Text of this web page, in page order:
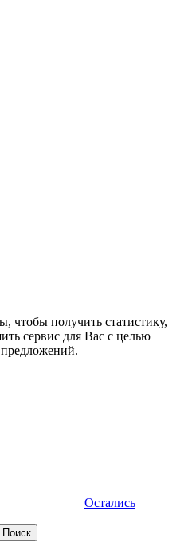
чтобы получить статистику,
сервис для Вас с целью
Остались